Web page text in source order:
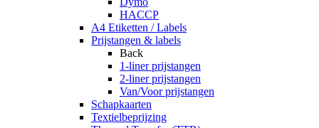
HACCP
A4 Etiketten / Labels
Prijstangen & labels
Back
1-liner prijstangen
2-liner prijstangen
Van/Voor prijstangen
Schapkaarten
Textielbeprijzing